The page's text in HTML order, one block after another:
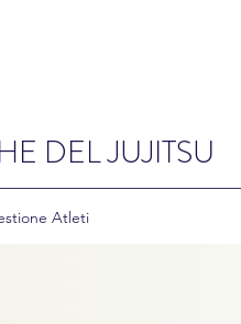
DEL JUJITSU
Atleti